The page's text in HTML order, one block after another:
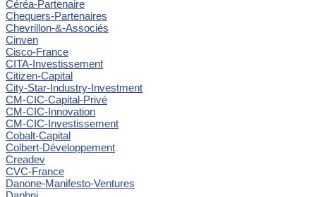
Céréa-Partenaire
Chequers-Partenaires
Chevrillon-&-Associés
Cinven
Cisco-France
CITA-Investissement
Citizen-Capital
City-Star-Industry-Investment
CM-CIC-Capital-Privé
CM-CIC-Innovation
CM-CIC-Investissement
Cobalt-Capital
Colbert-Développement
Creadev
CVC-France
Danone-Manifesto-Ventures